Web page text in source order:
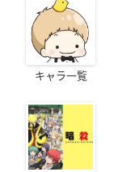
キャラ一覧